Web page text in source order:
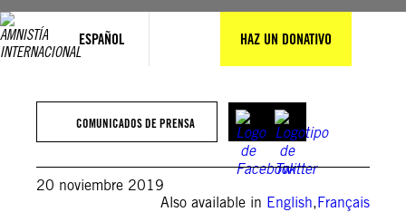
ESPAÑOL HAZ UN DONATIVO
COMUNICADOS DE PRENSA
20 noviembre 2019
Also available in English,Français